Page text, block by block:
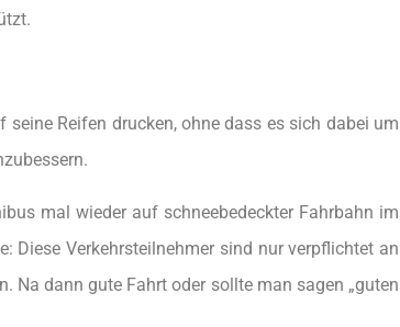
Reifen drucken, ohne dass es sich dabei um
mal wieder auf schneebedeckter Fahrbahn im
Diese Verkehrsteilnehmer sind nur verpflichtet an
Na dann gute Fahrt oder sollte man sagen „guten